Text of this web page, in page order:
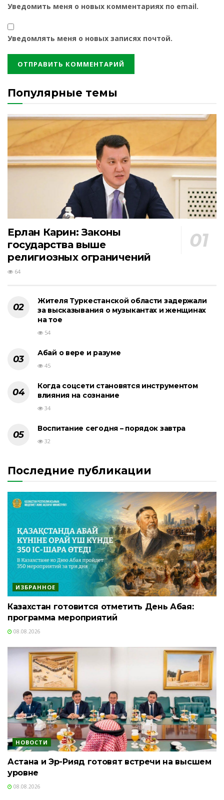
Уведомить меня о новых комментариях по email.
Уведомлять меня о новых записях почтой.
Популярные темы
Ерлан Карин: Законы
государства выше
религиозных ограничений
64
Жителя Туркестанской области задержали
за высказывания о музыкантах и женщинах
на тое
54
Абай о вере и разуме
45
Когда соцсети становятся инструментом
влияния на сознание
34
Воспитание сегодня – порядок завтра
32
Последние публикации
ИЗБРАННОЕ
Казахстан готовится отметить День Абая:
программа мероприятий
08.08.2026
НОВОСТИ
Астана и Эр-Рияд готовят встречи на высшем
уровне
08.08.2026